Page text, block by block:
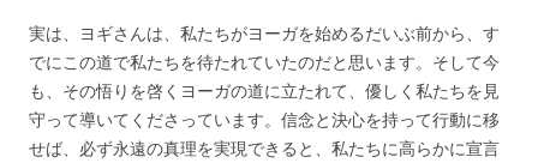
実は、ヨギさんは、私たちがヨーガを始めるだいぶ前から、す
でにこの道で私たちを待たれていたのだと思います。そして今
も、その悟りを啓くヨーガの道に立たれて、優しく私たちを見
守って導いてくださっています。信念と決心を持って行動に移
せば、必ず永遠の真理を実現できると、私たちに高らかに宣言